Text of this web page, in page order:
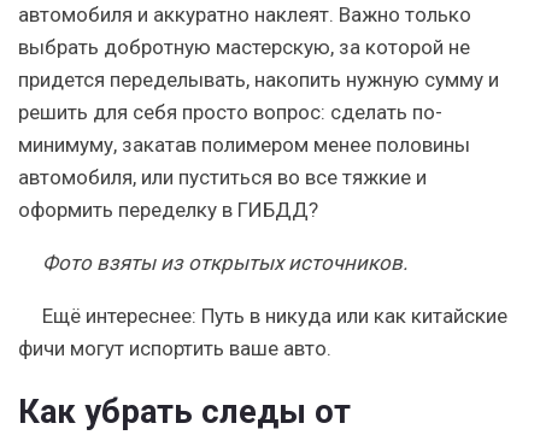
автомобиля и аккуратно наклеят. Важно только
выбрать добротную мастерскую, за которой не
придется переделывать, накопить нужную сумму и
решить для себя просто вопрос: сделать по-
минимуму, закатав полимером менее половины
автомобиля, или пуститься во все тяжкие и
оформить переделку в ГИБДД?
Фото взяты из открытых источников.
Ещё интереснее: Путь в никуда или как китайские
фичи могут испортить ваше авто.
Как убрать следы от